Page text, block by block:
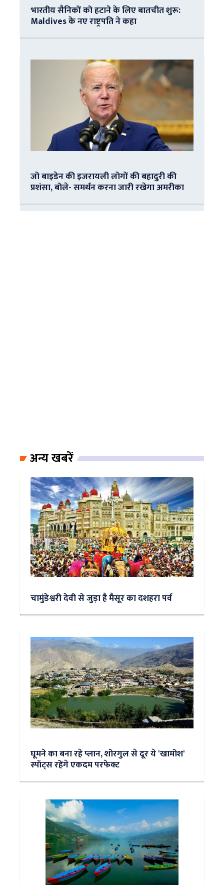
भारतीय सैनिकों को हटाने के लिए बातचीत शुरू:
Maldives के नए राष्ट्रपति ने कहा
जो बाइडेन की इजरायली लोगों की बहादुरी की
प्रशंसा, बोले- समर्थन करना जारी रखेगा अमरीका
अन्य खबरें
चामुंडेश्वरी देवी से जुड़ा है मैसूर का दशहरा पर्व
घूमने का बना रहे प्लान, शोरगुल से दूर ये 'खामोश'
स्पॉट्स रहेंगे एकदम परफेक्ट